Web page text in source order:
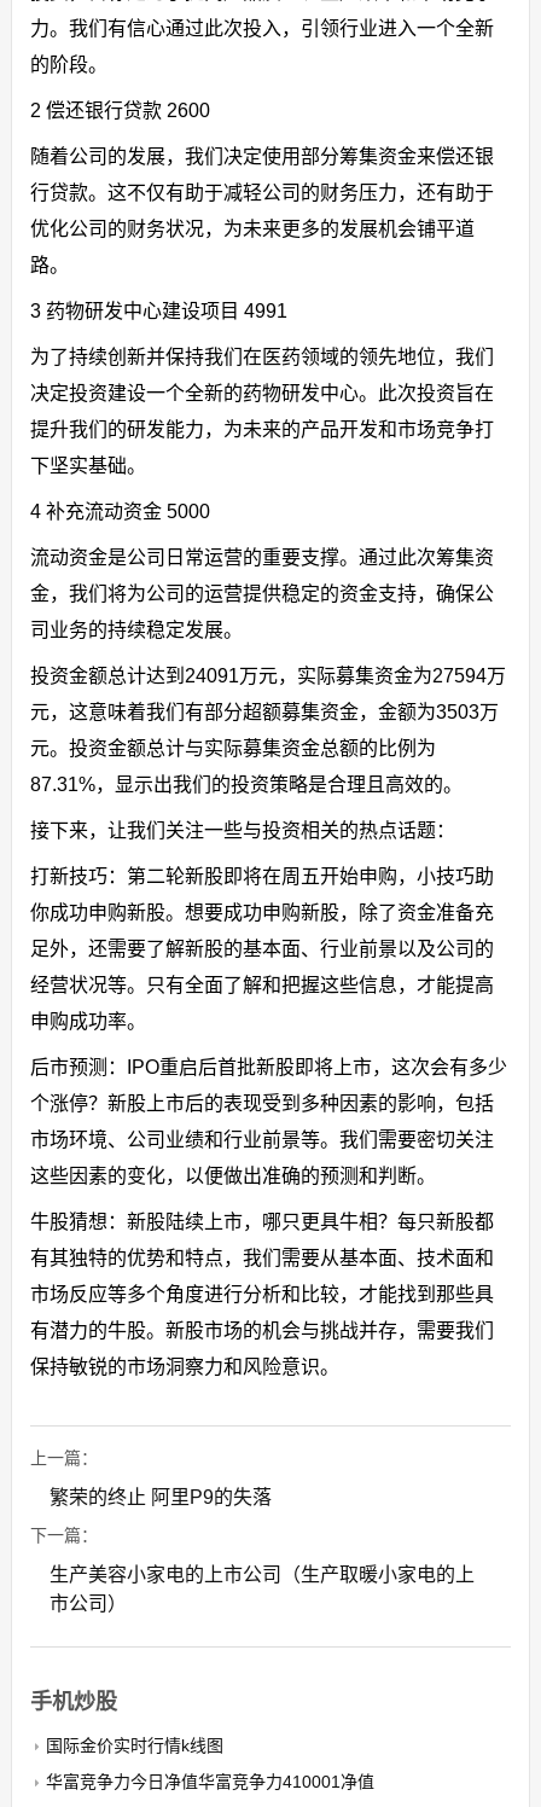
力。我们有信心通过此次投入，引领行业进入一个全新
的阶段。
2 偿还银行贷款 2600
随着公司的发展，我们决定使用部分筹集资金来偿还银
行贷款。这不仅有助于减轻公司的财务压力，还有助于
优化公司的财务状况，为未来更多的发展机会铺平道
路。
3 药物研发中心建设项目 4991
为了持续创新并保持我们在医药领域的领先地位，我们
决定投资建设一个全新的药物研发中心。此次投资旨在
提升我们的研发能力，为未来的产品开发和市场竞争打
下坚实基础。
4 补充流动资金 5000
流动资金是公司日常运营的重要支撑。通过此次筹集资
金，我们将为公司的运营提供稳定的资金支持，确保公
司业务的持续稳定发展。
投资金额总计达到24091万元，实际募集资金为27594万
元，这意味着我们有部分超额募集资金，金额为3503万
元。投资金额总计与实际募集资金总额的比例为
87.31%，显示出我们的投资策略是合理且高效的。
接下来，让我们关注一些与投资相关的热点话题：
打新技巧：第二轮新股即将在周五开始申购，小技巧助
你成功申购新股。想要成功申购新股，除了资金准备充
足外，还需要了解新股的基本面、行业前景以及公司的
经营状况等。只有全面了解和把握这些信息，才能提高
申购成功率。
后市预测：IPO重启后首批新股即将上市，这次会有多少
个涨停？新股上市后的表现受到多种因素的影响，包括
市场环境、公司业绩和行业前景等。我们需要密切关注
这些因素的变化，以便做出准确的预测和判断。
牛股猜想：新股陆续上市，哪只更具牛相？每只新股都
有其独特的优势和特点，我们需要从基本面、技术面和
市场反应等多个角度进行分析和比较，才能找到那些具
有潜力的牛股。新股市场的机会与挑战并存，需要我们
保持敏锐的市场洞察力和风险意识。
上一篇：
繁荣的终止 阿里P9的失落
下一篇：
生产美容小家电的上市公司（生产取暖小家电的上
市公司）
手机炒股
国际金价实时行情k线图
华富竞争力今日净值华富竞争力410001净值